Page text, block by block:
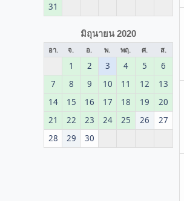
31
มิถุนายน 2020
อา. จ. อ. พ. พฤ. ศ. ส.
1 2 3 4 5
6
7
8 9 10 11 12
13
14
15 16 17 18 19
20
21
22 23 24 25 26
27
28
29 30